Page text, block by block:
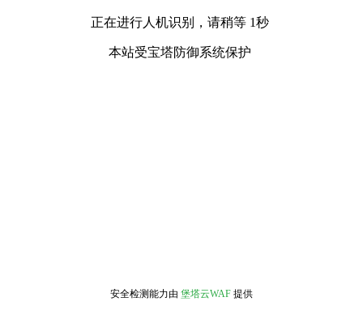
正在进行人机识别，请稍等 1秒
本站受宝塔防御系统保护
安全检测能力由 堡塔云WAF 提供